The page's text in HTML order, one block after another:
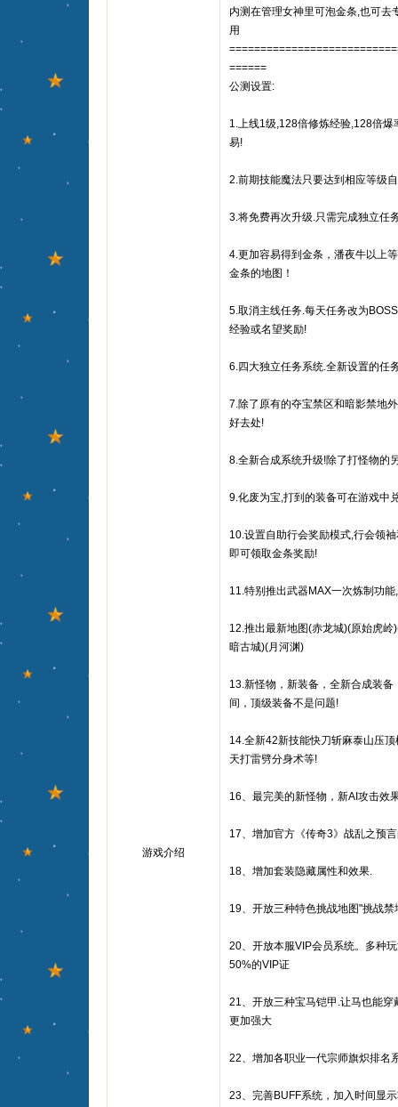
游戏介绍
内测在管理女神里可泡金条,也可去
用
======
公测设置:
1.上线1级,128倍修炼经验,128倍
易!
2.前期技能魔法只要达到相应等级
3.将免费再次升级.只需完成独立任
4.更加容易得到金条，潘夜牛以上
金条的地图！
5.取消主线任务.每天任务改为
经验或名望奖励!
6.四大独立任务系统.全新设置的任
7.除了原有的夺宝禁区和暗影禁地
好去处!
8.全新合成系统升级!除了打怪物的
9.化废为宝,打到的装备可在游戏中
10.设置自助行会奖励模式,行会领
即可领取金条奖励!
11.特别推出武器MAX一次炼制功
12.推出最新地图(赤龙城)(原始虎
暗古城)(月河渊)
13.新怪物，新装备，全新合成装
间，顶级装备不是问题!
14.全新42新技能快刀斩麻泰山压
天打雷劈分身术等!
16、最完美的新怪物，新AI攻击效
17、增加官方《传奇3》战乱之预
18、增加套装隐藏属性和效果.
19、开放三种特色挑战地图"挑战
20、开放本服VIP会员系统。多种
50%的VIP证
21、开放三种宝马铠甲.让马也能
更加强大
22、增加各职业一代宗师旗炽排名
23、完善BUFF系统，加入时间显